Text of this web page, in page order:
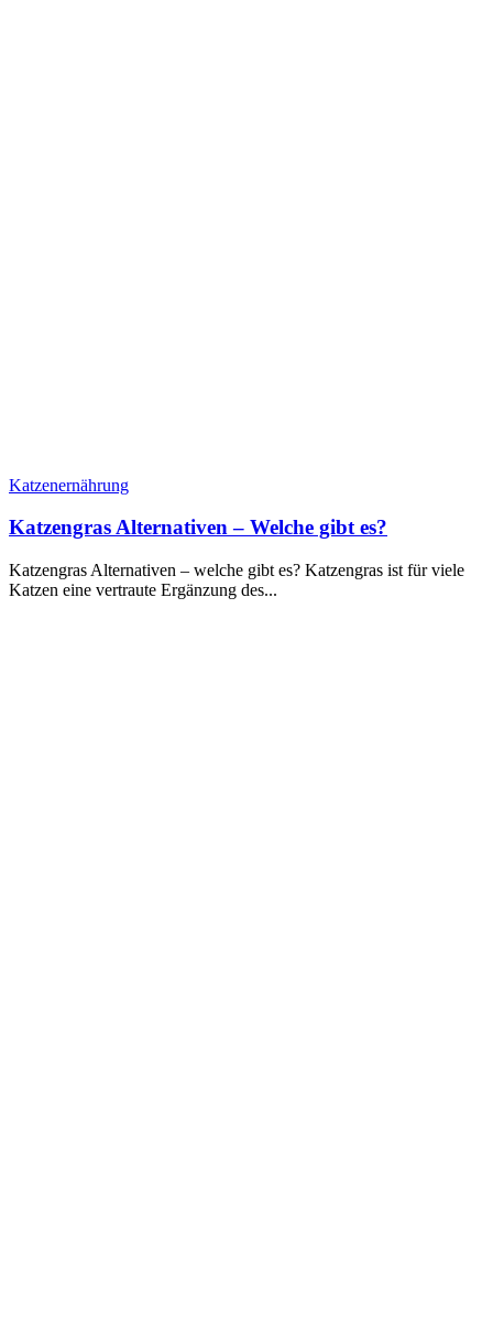
Katzenernährung
Katzengras Alternativen – Welche gibt es?
Katzengras Alternativen – welche gibt es? Katzengras ist für viele
Katzen eine vertraute Ergänzung des...